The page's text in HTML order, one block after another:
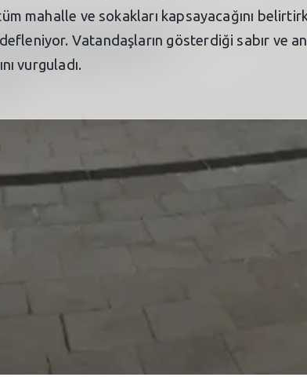
mahalle ve sokakları kapsayacağını
Vatandaşların gösterdiği sabır ve
vurguladı.